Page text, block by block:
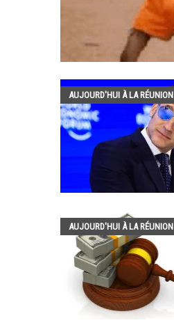
AUJOURD'HUI À LA RÉUNION
AUJOURD'HUI À LA RÉUNION